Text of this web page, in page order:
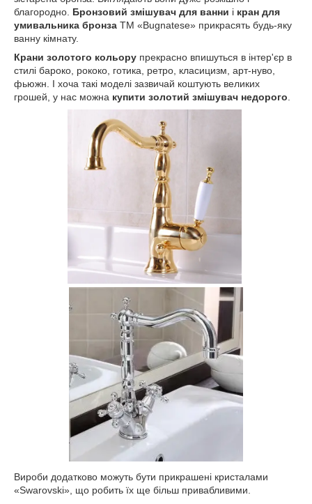
благородно. Бронзовий змішувач для ванни і кран для
умивальника бронза ТМ «Bugnatese» прикрасять будь-яку
ванну кімнату.
Крани золотого кольору прекрасно впишуться в інтер'єр в
стилі бароко, рококо, готика, ретро, класицизм, арт-нуво,
фьюжн. І хоча такі моделі зазвичай коштують великих
грошей, у нас можна купити золотий змішувач недорого
Вироби додатково можуть бути прикрашені кристалами
«Swarovski», що робить їх ще більш привабливими.